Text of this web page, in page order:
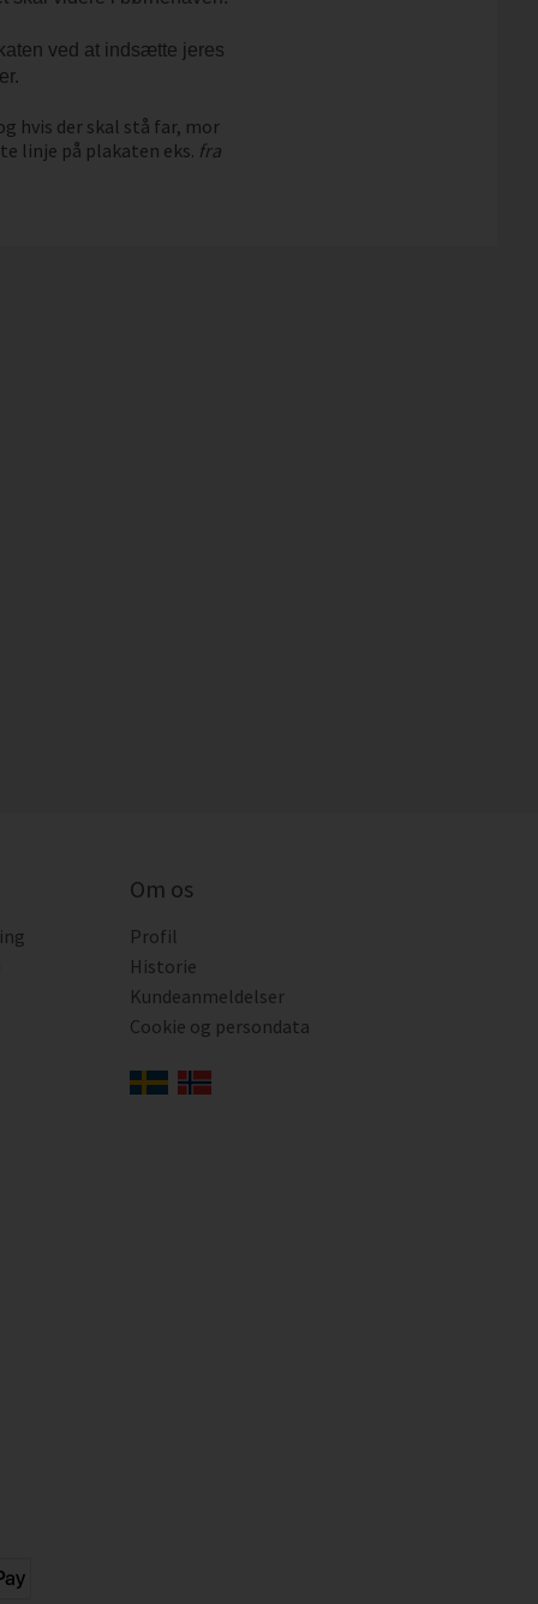
ved at indsætte jeres
hvis der skal stå far, mor
linje på plakaten eks. fra
Om os
Profil
Historie
Kundeanmeldelser
Cookie og persondata